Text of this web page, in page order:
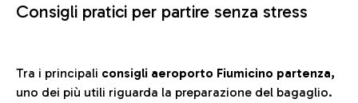
Consigli pratici per partire senza stress
Tra i principali consigli aeroporto Fiumicino partenza,
uno dei più utili riguarda la preparazione del bagaglio.